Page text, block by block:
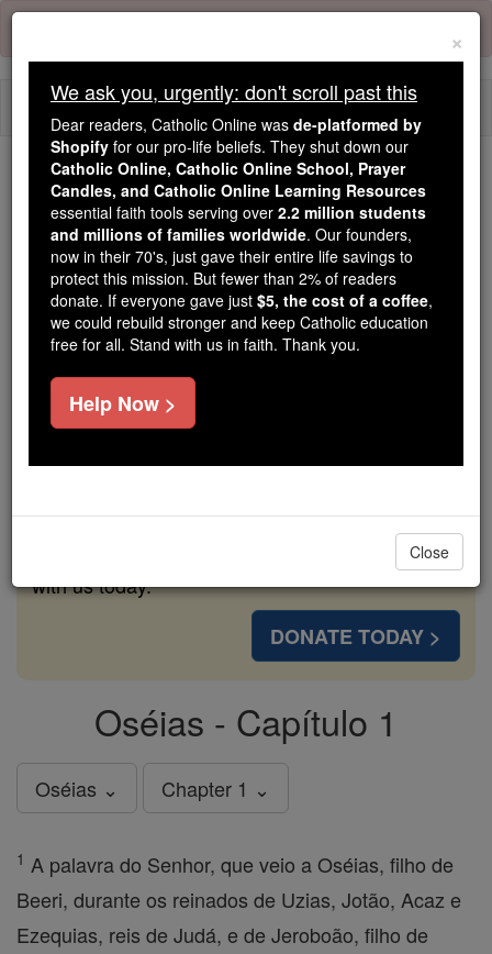
Skip
content
Because of You, 2.2 Million
Students Are Being Formed in the
Faith
Because of generous supporters like you,
Catholic Online School has already delivered
free, faithful Catholic education to over 2.2
million students across 193 countries. In an age
of noise and algorithms, you are helping form
souls with truth, prayer, Scripture, and Christ.
If everyone who reads this gave just $5 — the
families and keep this life-changing formation
free for all. Be Courageous. Be Catholic. Stand
with us today.
DONATE TODAY >
Oséias - Capítulo 1
Oséias ⌄ Chapter 1 ⌄
1 A palavra do Senhor, que veio a Oséias, filho de
Beeri, durante os reinados de Uzias, Jotão, Acaz e
Ezequias, reis de Judá, e de Jeroboão, filho de
×
We ask you, urgently: don't scroll past this
Dear readers, Catholic Online was de-platformed by
Shopify for our pro-life beliefs. They shut down our
Catholic Online, Catholic Online School, Prayer
Candles, and Catholic Online Learning Resources
essential faith tools serving over 2.2 million students
and millions of families worldwide. Our founders,
now in their 70's, just gave their entire life savings to
protect this mission. But fewer than 2% of readers
donate. If everyone gave just $5, the cost of a coffee,
we could rebuild stronger and keep Catholic education
free for all. Stand with us in faith. Thank you.
Help Now >
Close